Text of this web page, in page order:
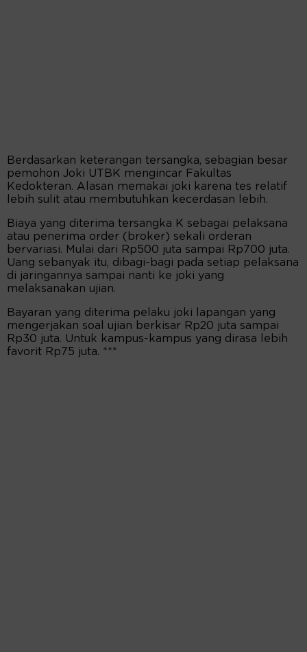
Berdasarkan keterangan tersangka, sebagian besar
pemohon Joki UTBK mengincar Fakultas
Kedokteran. Alasan memakai joki karena tes relatif
lebih sulit atau membutuhkan kecerdasan lebih.
Biaya yang diterima tersangka K sebagai pelaksana
atau penerima order (broker) sekali orderan
bervariasi. Mulai dari Rp500 juta sampai Rp700 juta.
Uang sebanyak itu, dibagi-bagi pada setiap pelaksana
di jaringannya sampai nanti ke joki yang
melaksanakan ujian.
Bayaran yang diterima pelaku joki lapangan yang
mengerjakan soal ujian berkisar Rp20 juta sampai
Rp30 juta. Untuk kampus-kampus yang dirasa lebih
favorit Rp75 juta. ***